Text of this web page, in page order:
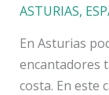
ASTURIAS,
En Asturias
encantadores
costa. En este